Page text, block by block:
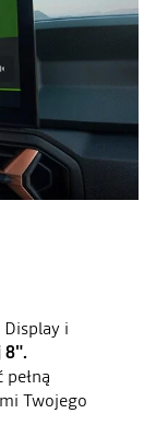
Display i
8".
Twojego